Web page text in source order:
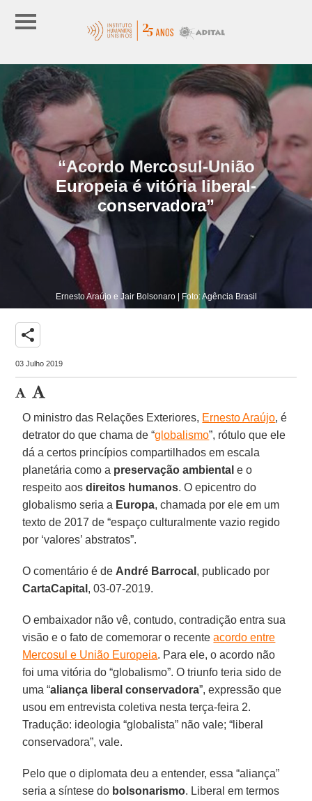
“Acordo Mercosul-União
Europeia é vitória liberal-
conservadora”
Ernesto Araújo e Jair Bolsonaro | Foto: Agência Brasil
share
03 Julho 2019
O ministro das Relações Exteriores, Ernesto Araújo, é
detrator do que chama de “globalismo”, rótulo que ele
dá a certos princípios compartilhados em escala
planetária como a preservação ambiental e o
respeito aosdireitos humanos. O epicentro do
globalismo seria a Europa, chamada por ele em um
texto de 2017 de “espaço culturalmente vazio regido
por ‘valores’ abstratos”.
O comentário é de André Barrocal , publicado por
CartaCapital , 03-07-2019.
O embaixador não vê, contudo, contradição entra sua
visão e o fato de comemorar o recenteacordo entre
Mercosul e União Europeia. Para ele, o acordo não
foi uma vitória do “globalismo”. O triunfo teria sido de
uma “aliança liberal conservadora”, expressão que
usou em entrevista coletiva nesta terça-feira 2.
Tradução: ideologia “globalista” não vale; “liberal
conservadora”, vale.
Pelo que o diplomata deu a entender, essa “aliança”
seria a síntese do bolsonarismo. Liberal em termos